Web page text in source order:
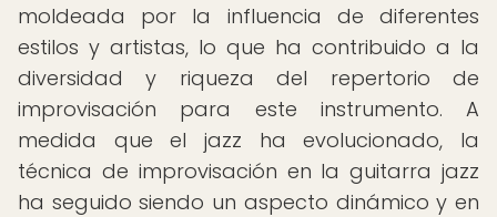
moldeada por la influencia de diferentes
estilos y artistas, lo que ha contribuido a la
diversidad y riqueza del repertorio de
improvisación para este instrumento. A
medida que el jazz ha evolucionado, la
técnica de improvisación en la guitarra jazz
ha seguido siendo un aspecto dinámico y en